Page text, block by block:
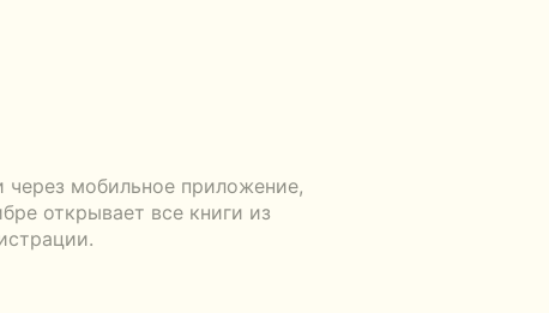
через мобильное приложение,
открывает все книги из